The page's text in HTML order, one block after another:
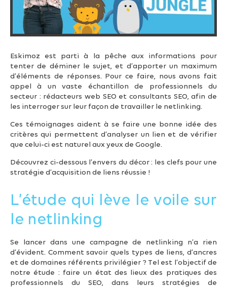
Eskimoz est parti à la pêche aux informations pour
tenter de déminer le sujet, et d’apporter un maximum
d’éléments de réponses. Pour ce faire, nous avons fait
appel à un vaste échantillon de professionnels du
secteur : rédacteurs web SEO et consultants SEO, afin de
les interroger sur leur façon de travailler le netlinking.
Ces témoignages aident à se faire une bonne idée des
critères qui permettent d’analyser un lien et de vérifier
que celui-ci est naturel aux yeux de Google.
Découvrez ci-dessous l’envers du décor : les clefs pour une
stratégie d’acquisition de liens réussie !
L’étude qui lève le voile sur
le netlinking
Se lancer dans une campagne de netlinking n’a rien
d’évident. Comment savoir quels types de liens, d’ancres
et de domaines référents privilégier ? Tel est l’objectif de
notre étude : faire un état des lieux des pratiques des
professionnels du SEO, dans leurs stratégies de